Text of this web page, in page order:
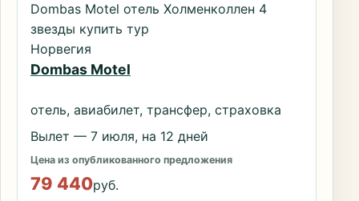
Dombas Motel отель Холменколлен 4
звезды купить тур
Норвегия
Dombas Motel
отель, авиабилет, трансфер, страховка
Вылет — 7 июля, на 12 дней
Цена из опубликованного предложения
79 440руб.